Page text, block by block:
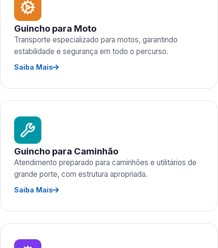
Guincho para Moto
Transporte especializado para motos, garantindo
estabilidade e segurança em todo o percurso.
Saiba Mais
Guincho para Caminhão
Atendimento preparado para caminhões e utilitários de
grande porte, com estrutura apropriada.
Saiba Mais